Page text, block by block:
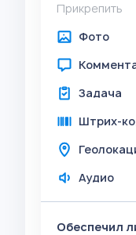
Прикрепить
Фото
Задача
Штрих-
Аудио
Обеспечил